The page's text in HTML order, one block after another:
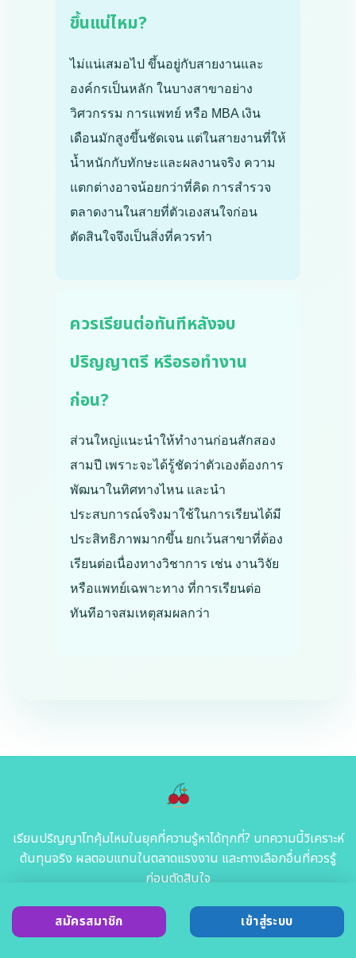
ขึ้นแน่ไหม?
ไม่แน่เสมอไป ขึ้นอยู่กับสายงานและ
องค์กรเป็นหลัก ในบางสาขาอย่าง
วิศวกรรม การแพทย์ หรือ MBA เงิน
เดือนมักสูงขึ้นชัดเจน แต่ในสายงานที่ให้
น้ำหนักกับทักษะและผลงานจริง ความ
แตกต่างอาจน้อยกว่าที่คิด การสำรวจ
ตลาดงานในสายที่ตัวเองสนใจก่อน
ตัดสินใจจึงเป็นสิ่งที่ควรทำ
ควรเรียนต่อทันทีหลังจบ
ปริญญาตรี หรือรอทำงาน
ก่อน?
ส่วนใหญ่แนะนำให้ทำงานก่อนสักสอง
สามปี เพราะจะได้รู้ชัดว่าตัวเองต้องการ
พัฒนาในทิศทางไหน และนำ
ประสบการณ์จริงมาใช้ในการเรียนได้มี
ประสิทธิภาพมากขึ้น ยกเว้นสาขาที่ต้อง
เรียนต่อเนื่องทางวิชาการ เช่น งานวิจัย
หรือแพทย์เฉพาะทาง ที่การเรียนต่อ
ทันทีอาจสมเหตุสมผลกว่า
เรียนปริญญาโทคุ้มไหมในยุคที่ความรู้หาได้ทุกที่? บทความนี้วิเคราะห์
ต้นทุนจริง ผลตอบแทนในตลาดแรงงาน และทางเลือกอื่นที่ควรรู้
ก่อนตัดสินใจ
สมัครสมาชิก เข้าสู่ระบบ